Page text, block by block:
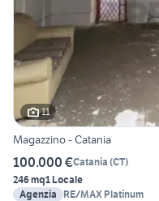
11
Magazzino - Catania
100.000 €Catania (CT)
246 mq1 Locale
Agenzia
RE/MAX Platinum